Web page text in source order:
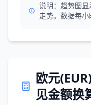
说明：趋势图
走势。数据每
欧元
见金额换